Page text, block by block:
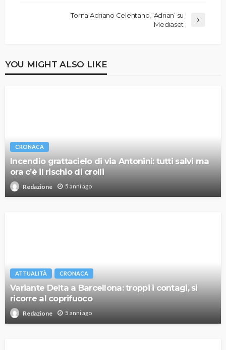
Torna Adriano Celentano, ‘Adrian’ su
Mediaset
YOU MIGHT ALSO LIKE
CRONACA
Incendio grattacielo di via Antonini: tutti salvi ma
ora c’è il rischio di crolli
Redazione 5 anni ago
ATTUALITÀ CRONACA
Variante Delta a Barcellona: troppi i contagi, si
ricorre al coprifuoco
Redazione 5 anni ago